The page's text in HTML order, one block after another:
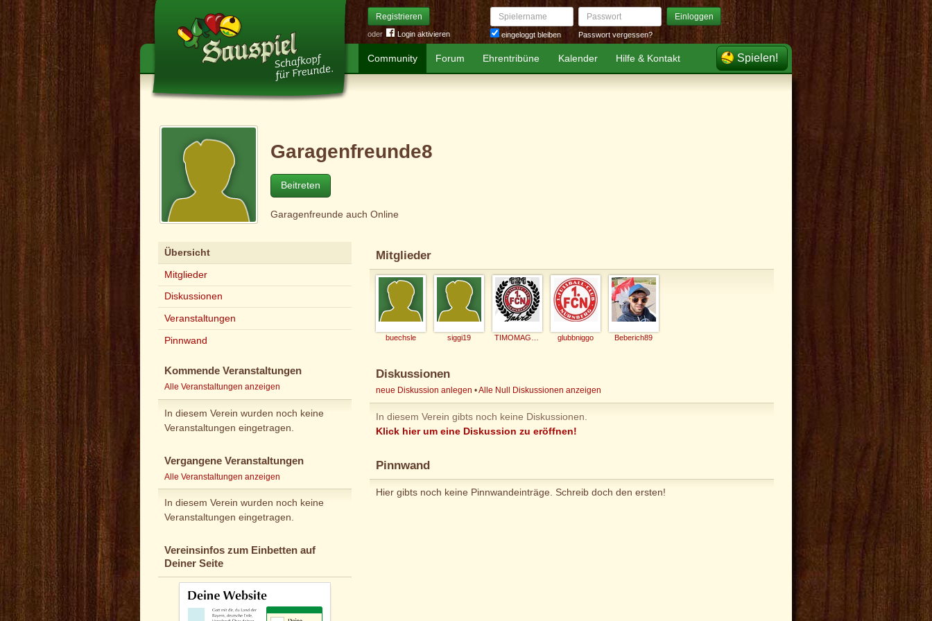
Registrieren
oder Login aktivieren
Spielername
eingeloggt bleiben
Passwort Einloggen
Passwort vergessen?
Community Forum Ehrentribüne Kalender Hilfe & Kontakt Spielen!
Garagenfreunde8
Beitreten
Garagenfreunde auch Online
Übersicht
Mitglieder
Diskussionen
Veranstaltungen
Pinnwand
Kommende Veranstaltungen
Alle Veranstaltungen anzeigen
In diesem Verein wurden noch keine
Veranstaltungen eingetragen.
Vergangene Veranstaltungen
Alle Veranstaltungen anzeigen
In diesem Verein wurden noch keine
Veranstaltungen eingetragen.
Vereinsinfos zum Einbetten auf
Deiner Seite
Mitglieder
buechsle siggi19 glubbniggo Beberich89
Diskussionen
neue Diskussion anlegen •Alle Null Diskussionen anzeigen
In diesem Verein gibts noch keine Diskussionen.
Klick hier um eine Diskussion zu eröffnen!
Pinnwand
Hier gibts noch keine Pinnwandeinträge. Schreib doch den ersten!